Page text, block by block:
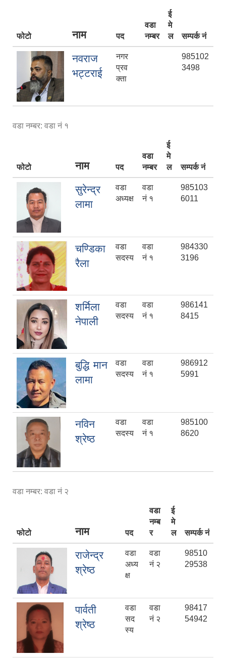
फोटो नाम पद
वडा
नम्बर
ई
मे
ल
सम्पर्क नं
नवराज
भट्टराई
नगर
प्रव
क्ता
985102
3498
वडा नम्बर: वडा नं १
फोटो नाम पद
वडा
नम्बर
ई
मे
ल
सम्पर्क नं
सुरेन्द्र
लामा
वडा
अध्यक्ष
वडा
नं १
985103
6011
चण्डिका
रैला
वडा
सदस्य
वडा
नं १
984330
3196
शर्मिला
नेपाली
वडा
सदस्य
वडा
नं १
986141
8415
बुद्धि मान
लामा
वडा
सदस्य
वडा
नं १
986912
5991
नविन
श्रेष्ठ
वडा
सदस्य
वडा
नं १
985100
8620
वडा नम्बर: वडा नं २
फोटो नाम पद
वडा
नम्ब
र
ई
मे
ल
सम्पर्क नं
राजेन्द्र
श्रेष्ठ
वडा
अध्य
क्ष
वडा
नं २
98510
29538
पार्वती
श्रेष्ठ
वडा
सद
स्य
वडा
नं २
98417
54942